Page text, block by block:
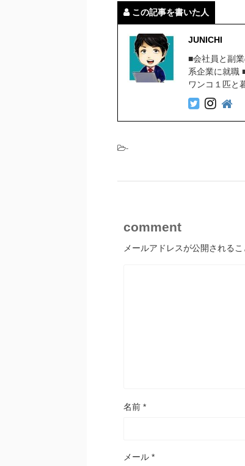
この記事を書いた人
JUNICHI
■会社員と副
系企業に就職
ワンコ１匹と
-
comment
メールアドレスが公開されるこ
名前 *
メール *